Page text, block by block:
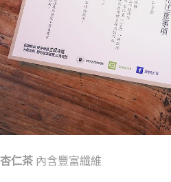
杏仁茶 內含豐富纖維